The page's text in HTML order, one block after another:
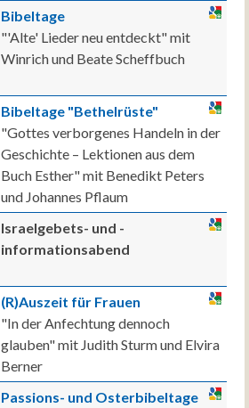
Bibeltage
"'Alte' Lieder neu entdeckt" mit
Winrich und Beate Scheffbuch
Bibeltage "Bethelrüste"
"Gottes verborgenes Handeln in der
Geschichte – Lektionen aus dem
Buch Esther" mit Benedikt Peters
und Johannes Pflaum
Israelgebets- und -
informationsabend
(R)Auszeit für Frauen
"In der Anfechtung dennoch
glauben" mit Judith Sturm und Elvira
Berner
Passions- und Osterbibeltage